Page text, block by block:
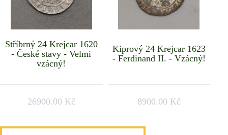
Stříbrný 24 Krejcar 1620
- České stavy - Velmi
vzácný!
26900.00 Kč
Kiprový 24 Krejcar 1623
- Ferdinand II. - Vzácný!
8900.00 Kč